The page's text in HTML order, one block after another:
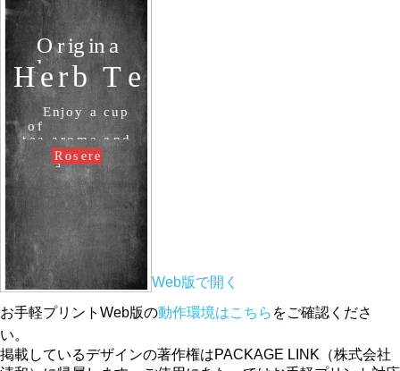
Web版で開く
お手軽プリントWeb版の動作環境はこちら をご確認くださ
い。
掲載しているデザインの著作権はPACKAGE LINK（株式会社